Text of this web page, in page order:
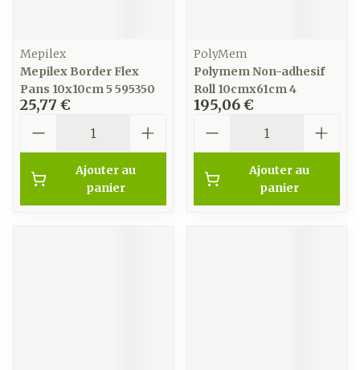
Mepilex
Mepilex Border Flex
Pans 10x10cm 5 595350
25,77 €
Ajouter au
panier
PolyMem
Polymem Non-adhesif
Roll 10cmx61cm 4
195,06 €
Ajouter au
panier